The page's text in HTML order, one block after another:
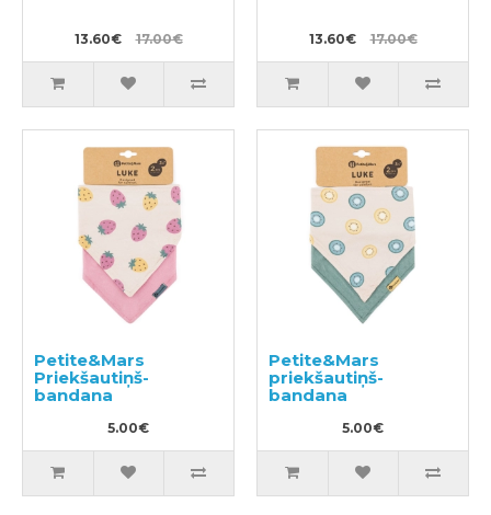
13.60€ 17.00€ 13.60€ 17.00€
Petite&Mars
Priekšautiņš-
bandana
5.00€
Petite&Mars
priekšautiņš-
bandana
5.00€